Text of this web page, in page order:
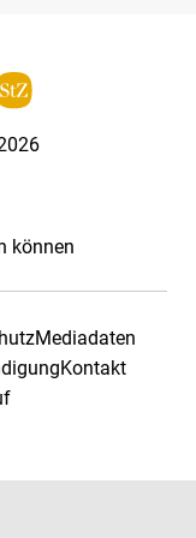
können
Mediadaten
Kontakt